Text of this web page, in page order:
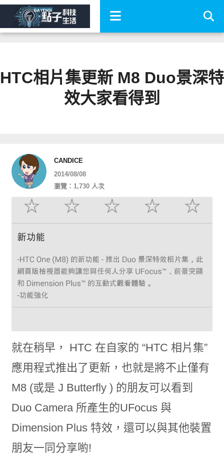
HTC相片集更新 M8 Duo景深特
效大家看得到
CANDICE
2014/08/08
瀏覽：1,730 人次
就在稍早， HTC 在自家的 “HTC 相片集”
應用程式推出了更新，也就是將不止僅有
M8 (或是 J Butterfly ) 的朋友可以看到
Duo Camera 所產生的UFocus 與
Dimension Plus 特效，還可以與其他裝置
朋友一同分享喲!